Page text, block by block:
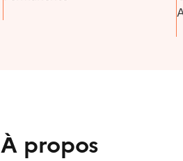
À propos